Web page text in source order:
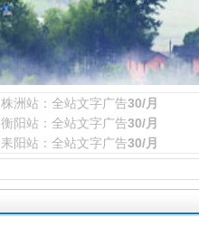
株洲站：全站文字广告30/月
衡阳站：全站文字广告30/月
耒阳站：全站文字广告30/月